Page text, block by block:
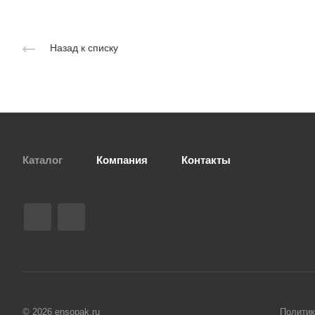
Назад к списку
Каталог Компания Контакты
© 2026 ensopak.ru